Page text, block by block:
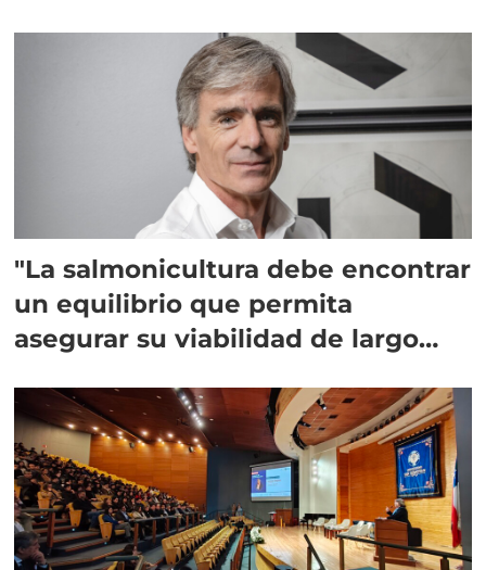
"La salmonicultura debe encontrar
un equilibrio que permita
asegurar su viabilidad de largo